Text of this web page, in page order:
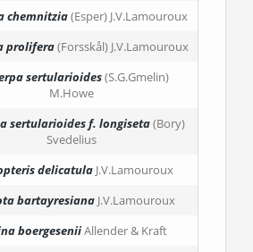
chemnitzia(Esper) J.V.Lamouroux
prolifera(Forsskål) J.V.Lamouroux
sertularioides(S.G.Gmelin)
M.Howe
sertularioidesf. longiseta(Bory)
Svedelius
delicatula J.V.Lamouroux
bartayresiana J.V.Lamouroux
boergeseniiAllender & Kraft